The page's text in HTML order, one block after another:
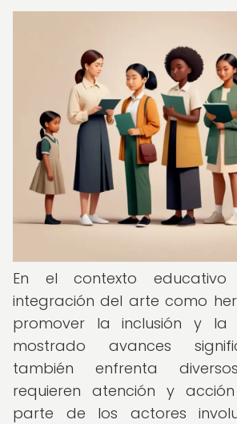
En el contexto educativo
integración del arte como
promover la inclusión y la
mostrado avances
también enfrenta
requieren atención y
parte de los actores